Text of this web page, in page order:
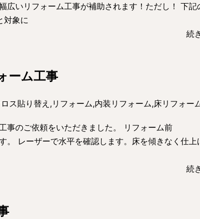
広いリフォーム工事が補助されます！ただし！ 下記
対象に
続
ーム工事
ス貼り替え ,リフォーム,内装リフォーム,床リフォー
ム工事のご依頼をいただきました。 リフォー
。 レーザーで水平を確認します。床を傾きなく仕上
続